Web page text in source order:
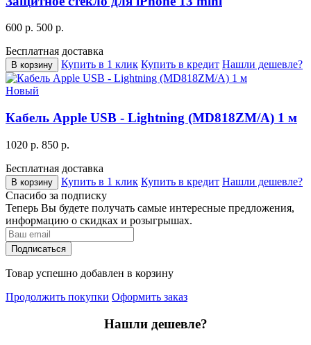
600 р. 500 р.
Бесплатная доставка
В корзину Купить в 1 клик Купить в кредит Нашли дешевле?
Новый
Кабель Apple USB - Lightning (MD818ZM/A) 1 м
1020 р. 850 р.
Бесплатная доставка
В корзину Купить в 1 клик Купить в кредит Нашли дешевле?
Спасибо за подписку
Теперь Вы будете получать самые интересные предложения,
информацию о скидках и розыгрышах.
Подписаться
Товар успешно добавлен в корзину
Продолжить покупки Оформить заказ
Нашли дешевле?